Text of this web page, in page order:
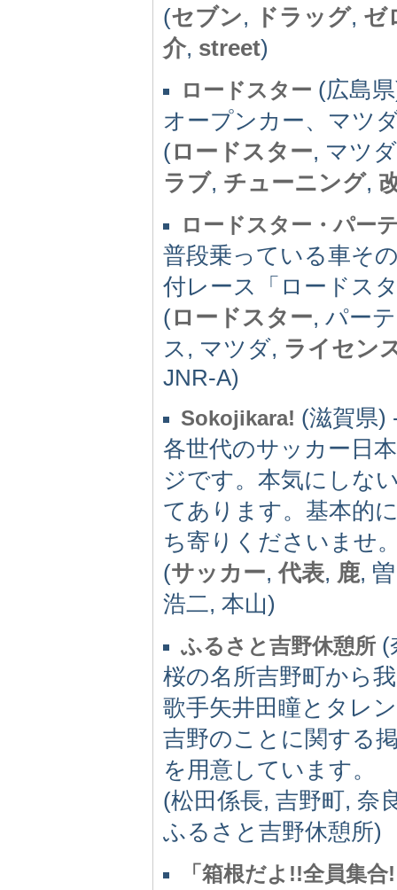
(セブン, ドラッグ, ゼ
介, street)
ロードスター (広島
オープンカー、マツ
(ロードスター, マツ
ラブ, チューニング,
ロードスター・パー
普段乗っている車そ
付レース「ロードス
(ロードスター, パー
ス, マツダ, ライセン
JNR-A)
Sokojikara! (滋賀県)
各世代のサッカー日
ジです。本気にしな
てあります。基本的
ち寄りくださいませ
(サッカー,代表, 鹿,
浩二, 本山)
ふるさと吉野休憩所 (
桜の名所吉野町から
歌手矢井田瞳とタレ
吉野のことに関する
を用意しています。
(松田係長, 吉野町, 奈
ふるさと吉野休憩所)
「箱根だよ!!全員集